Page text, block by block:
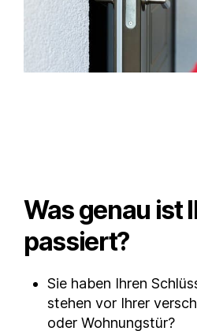
Was genau ist
passiert?
Sie haben Ihren
stehen vor Ihrer
oder Wohnungstür?